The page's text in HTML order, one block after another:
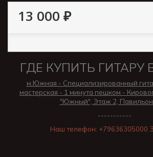
13 000 ₽
ГДЕ КУПИТЬ ГИТАРУ
м.Южная - Специализированный
мастерская - 1 минута пешком -
"Южный", Этаж 2,
-----------
Наш телефон: +79636305000